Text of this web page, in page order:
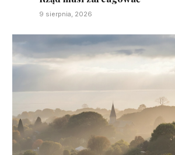
9 sierpnia, 2026